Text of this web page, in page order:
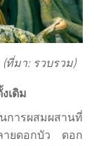
ที่มา: รวบรวม)
เดิม
การผสมผสานที่
ายดอกบัว ดอก